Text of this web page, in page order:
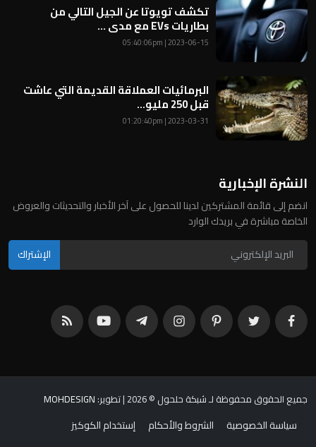
تكشف تويوتا عن الجيل التالي من
بطاريات EVs مع مدى ...
2023-06-15 | 05:40:06pm
البرمائيات العملاقة القديمة التي عاشت
قبل 250 مليو...
2023-03-31 | 01:20:40pm
النشرة الإخبارية
انضم إلى قائمة المشتركين لدينا للحصول على آخر الأخبار والتحديثات والعروض
الخاصة مباشرة في بريدك الوارد
الإشتراك
جميع الحقوق محفوظة لـ شبكة حلحول © 2026 | تطوير: MOHDESIGN
سياسة الخصوصية الشروط والأحكام إستخدام الكوكيز